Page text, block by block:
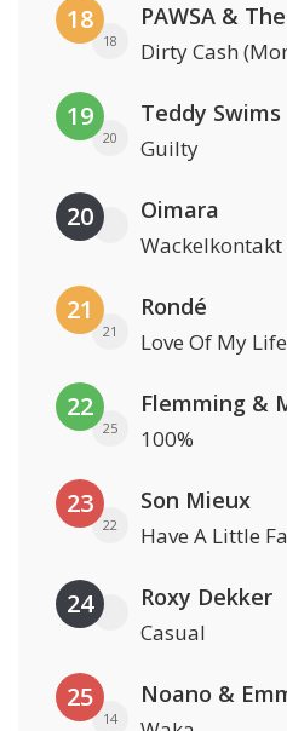
18
18 Dirty Cash
19
20
Teddy Swims
Guilty
20 Oimara
Wackelkontakt
21
21
Rondé
Love Of My Life
22
25
Flemming &
100%
23
22
Son Mieux
Have A Little
24 Roxy Dekker
Casual
25
14
Noano &